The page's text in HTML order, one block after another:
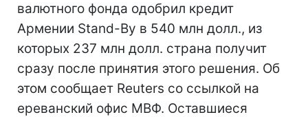
валютного фонда одобрил кредит
Армении Stand-By в 540 млн долл., из
которых 237 млн долл. страна получит
сразу после принятия этого решения. Об
этом сообщает Reuters со ссылкой на
ереванский офис МВФ. Оставшиеся